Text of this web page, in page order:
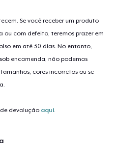
Se você receber um produto
ou com defeito, teremos prazer em
em até 30 dias. No entanto,
encomenda, não podemos
cores incorretos ou se
devolução aqui